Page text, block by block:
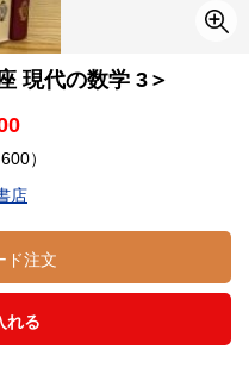
現代の数学 3＞
）
店
ド注文
れる